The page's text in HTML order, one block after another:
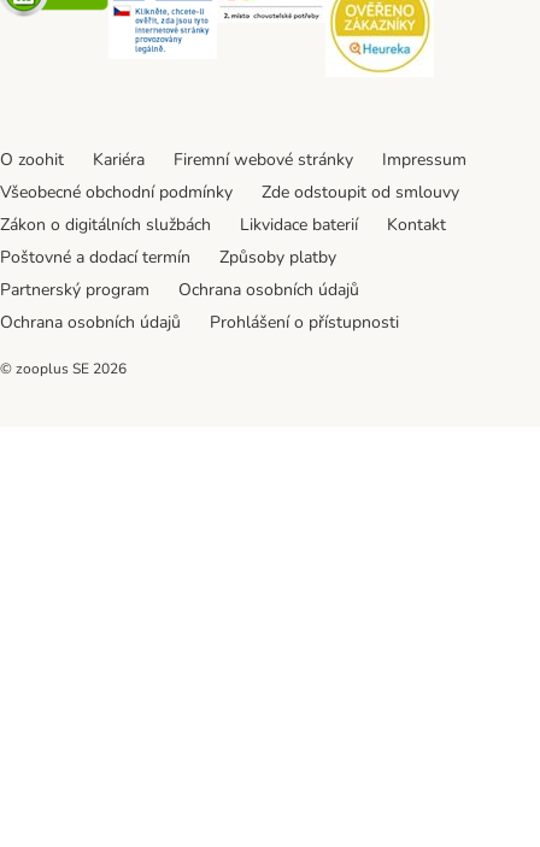
O zoohit Kariéra Firemní webové stránky
Impressum
Všeobecné obchodní podmínky
Zde odstoupit od smlouvy
Zákon o digitálních službách
Likvidace baterií
Kontakt
Poštovné a dodací termín
Způsoby platby
Partnerský program
Ochrana osobních údajů
Ochrana osobních údajů
Prohlášení o přístupnosti
© zooplus SE 2026